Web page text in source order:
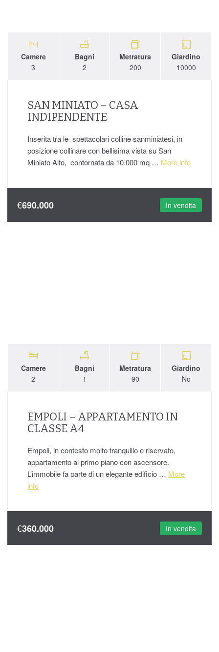
Camere
3
Bagni
2
Metratura
200
Giardino
10000
SAN MINIATO – CASA
INDIPENDENTE
Inserita tra le spettacolari colline sanminiatesi, in
posizione collinare con bellisima vista su San
Miniato Alto, contornata da 10.000 mq … More info
€690.000 In vendita
Camere
2
Bagni
1
Metratura
90
Giardino
No
EMPOLI – APPARTAMENTO IN
CLASSE A4
Empoli, in contesto molto tranquillo e riservato,
appartamento al primo piano con ascensore.
L’immobile fa parte di un elegante edificio … More
info
€360.000 In vendita